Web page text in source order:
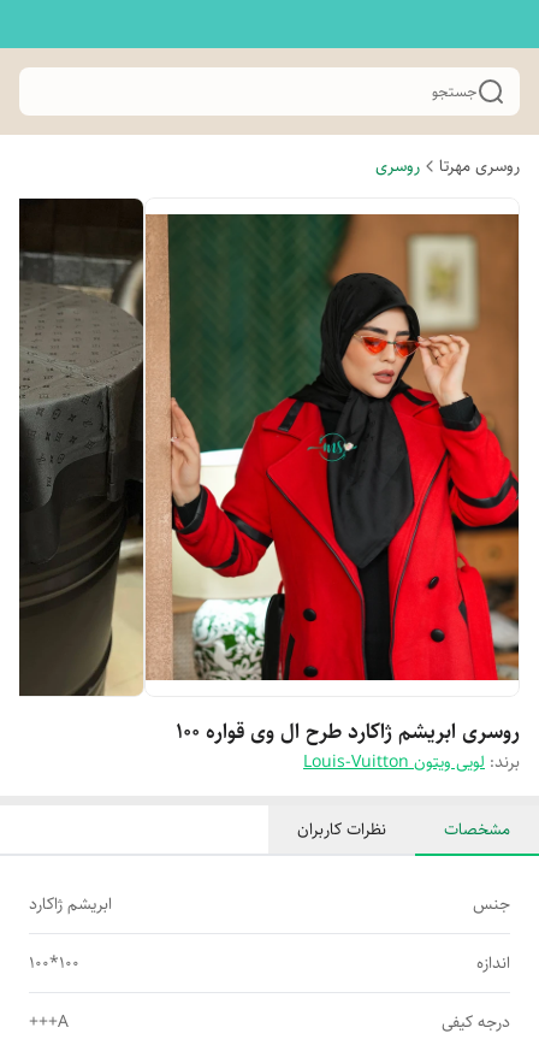
جستجو
روسری مهرتا روسری
روسری ابریشم ژاکارد طرح ال وی قواره 100
برند: لویی ویتون Louis-Vuitton
مشخصات نظرات کاربران
جنس ابریشم ژاکارد
اندازه 100*100
درجه کیفی A+++